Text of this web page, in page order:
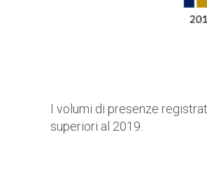
I volumi di presenze
superiori al 2019.